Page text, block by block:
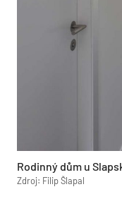
Rodinný dům u
Zdroj: Filip Šlapal